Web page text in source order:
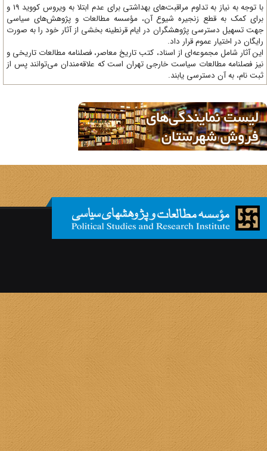
با توجه به نیاز به تداوم مراقبت‌های بهداشتی برای عدم ابتلا به ویروس کووید 19 و
کمک به قطع زنجیره شیوع آن، مؤسسه مطالعات و پژوهش‌های سیاسی
تسهیل دسترسی پژوهشگران در ایام قرنطینه بخشی از آثار خود را به صورت
در اختیار عموم قرار داد.
آثار شامل مجموعه‌ای از اسناد، کتب تاریخ معاصر، فصلنامه‌ مطالعات تاریخی و
فصلنامه مطالعات سیاست خارجی تهران است که علاقه‌مندان می‌توانند پس از
نام، به آن دسترسی یابند.